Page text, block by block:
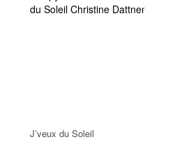
J’veux du Soleil